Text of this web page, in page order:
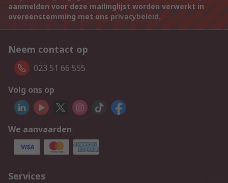
aanmelden voor deze mailinglijst worden verwerkt in
overeenstemming met ons privacybeleid.
Neem contact op
023 51 66 555
Volg ons op
We aanvaarden
Services